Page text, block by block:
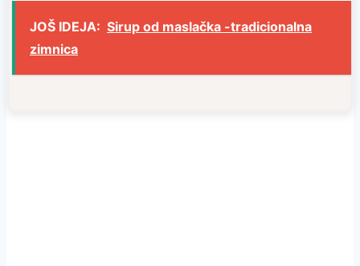
JOŠ IDEJA: Sirup od maslačka -tradicionalna
zimnica